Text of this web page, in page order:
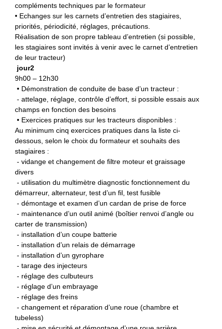
compléments techniques par le formateur
• Echanges sur les carnets d’entretien des stagiaires,
priorités, périodicité, réglages, précautions.
Réalisation de son propre tableau d’entretien (si possible,
les stagiaires sont invités à venir avec le carnet d’entretien
de leur tracteur)
jour2
9h00 – 12h30
• Démonstration de conduite de base d’un tracteur :
- attelage, réglage, contrôle d’effort, si possible essais aux
champs en fonction des besoins
• Exercices pratiques sur les tracteurs disponibles :
Au minimum cinq exercices pratiques dans la liste ci-
dessous, selon le choix du formateur et souhaits des
stagiaires :
- vidange et changement de filtre moteur et graissage
divers
- utilisation du multimètre diagnostic fonctionnement du
démarreur, alternateur, test d’un fil, test fusible
- démontage et examen d’un cardan de prise de force
- maintenance d’un outil animé (boîtier renvoi d’angle ou
carter de transmission)
- installation d’un coupe batterie
- installation d’un relais de démarrage
- installation d’un gyrophare
- tarage des injecteurs
- réglage des culbuteurs
- réglage d’un embrayage
- réglage des freins
- changement et réparation d’une roue (chambre et
tubeless)